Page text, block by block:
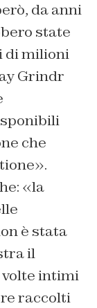
da anni
state
di milioni
Grindr
che
«la
è stata
il
intimi
raccolti